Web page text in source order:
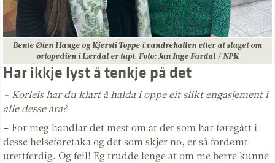
Bente Øien Hauge og Kjersti Toppe i vandrehallen etter at slaget om
ortopedien i Lærdal er tapt. Foto: Jan Inge Fardal / NPK
Har ikkje lyst å tenkje på det
– Korleis har du klart å halda i oppe eit slikt engasjement i
alle desse åra?
– For meg handlar det mest om at det som har føregått i
desse helseføretaka og det som skjer no, er så fordømt
urettferdig. Og feil! Eg trudde lenge at om me berre kunne